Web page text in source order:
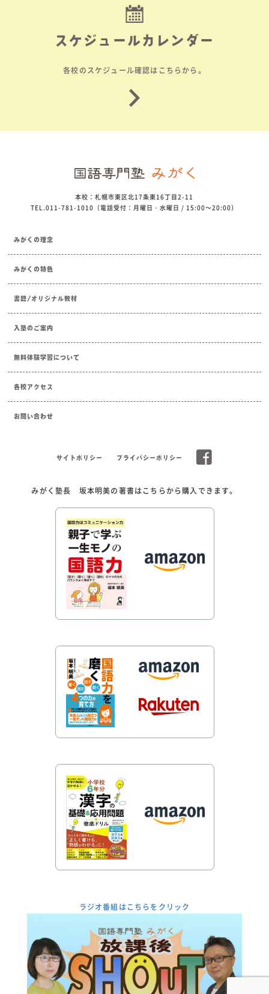
スケジュールカレンダー
各校のスケジュール確認はこちらから。
本校：札幌市東区北17条東16丁目2-11
TEL.011-781-1010（電話受付：月曜日・水曜日 / 15:00～20:00）
みがくの理念
みがくの特色
書籍/オリジナル教材
入塾のご案内
無料体験学習について
各校アクセス
お問い合わせ
サイトポリシー プライバシーポリシー
みがく塾長 坂本明美の著書はこちらから購入できます。
ラジオ番組はこちらをクリック